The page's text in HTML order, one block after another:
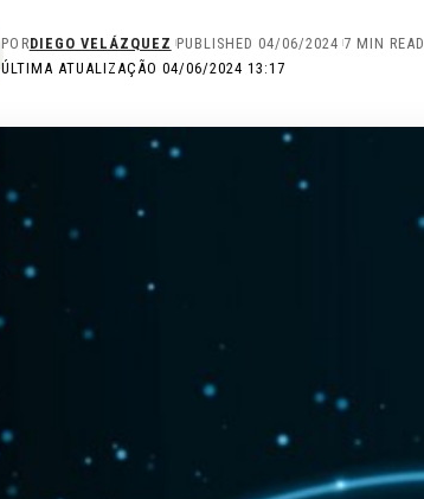
ÚLTIMA ATUALIZAÇÃO 04/06/2024 13:17
PORDIEGO VELÁZQUEZ PUBLISHED 04/06/2024 7 MIN READ